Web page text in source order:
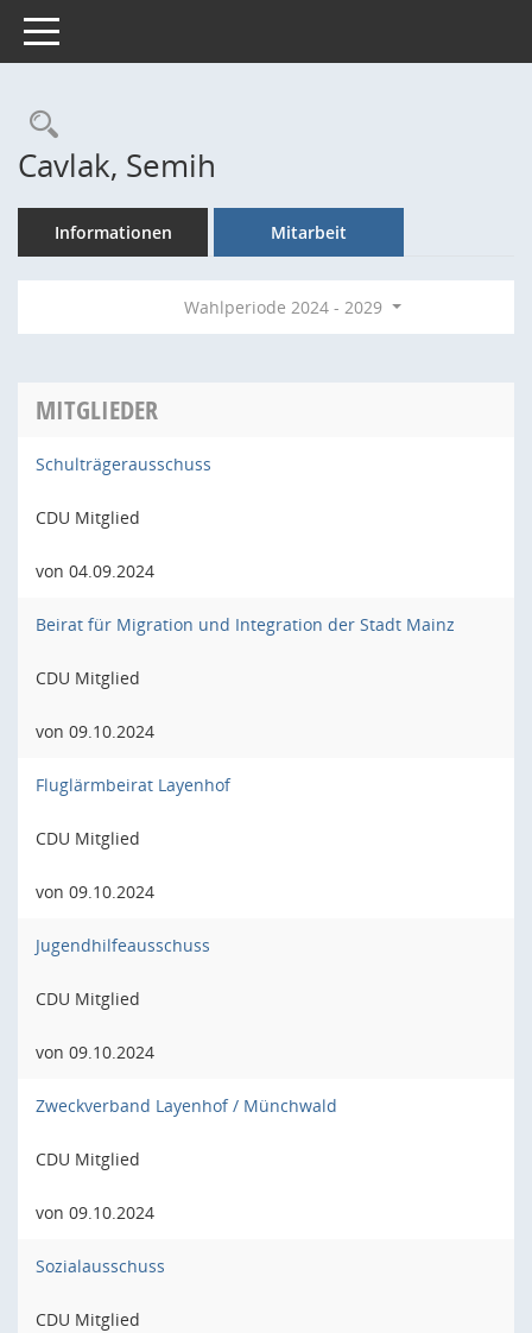
Toggle navigation
Rechercheauswahl
Cavlak, Semih
Informationen Mitarbeit
Wahlperiode 2024 - 2029
MITGLIEDER
Schulträgerausschuss
CDU Mitglied
von 04.09.2024
Beirat für Migration und Integration der Stadt Mainz
CDU Mitglied
von 09.10.2024
Fluglärmbeirat Layenhof
CDU Mitglied
von 09.10.2024
Jugendhilfeausschuss
CDU Mitglied
von 09.10.2024
Zweckverband Layenhof / Münchwald
CDU Mitglied
von 09.10.2024
Sozialausschuss
CDU Mitglied